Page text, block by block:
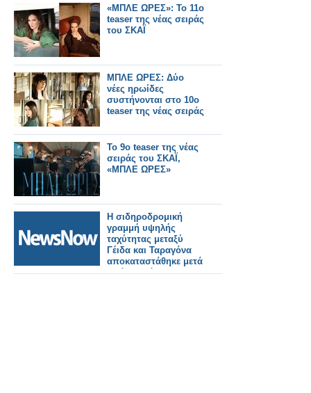
«ΜΠΛΕ ΩΡΕΣ»: Το 11ο
teaser της νέας σειράς
του ΣΚΑΪ
ΜΠΛΕ ΩΡΕΣ: Δύο
νέες ηρωίδες
συστήνονται στο 10ο
teaser της νέας σειράς
Το 9ο teaser της νέας
σειράς του ΣΚΑΪ,
«ΜΠΛΕ ΩΡΕΣ»
Η σιδηροδρομική
γραμμή υψηλής
ταχύτητας μεταξύ
Γέιδα και Ταραγόνα
αποκαταστάθηκε μετά
από σχεδόν τρεις